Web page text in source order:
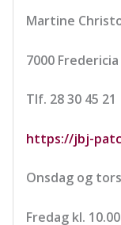
Martine
7000 Fredericia
Tlf. 28 30 45 21
https://jbj-
Onsdag og
Fredag kl.